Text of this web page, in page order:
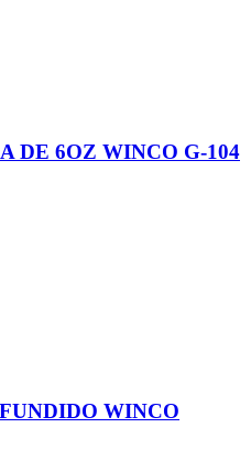
DE 6OZ WINCO G-104
WINCO